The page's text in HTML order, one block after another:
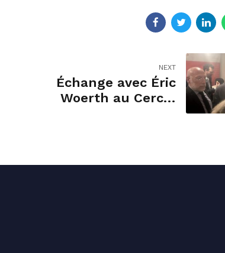
NEXT
Échange avec Éric
Woerth au Cercle